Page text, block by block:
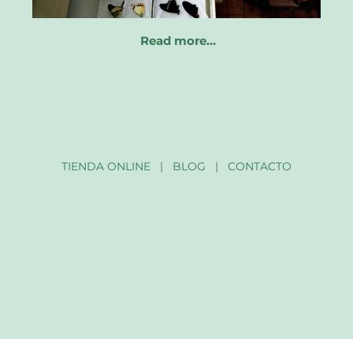
Read more…
TIENDA ONLINE| BLOG | CONTACTO